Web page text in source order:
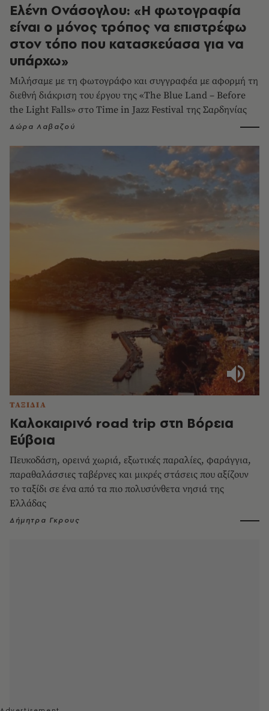
Ελένη Ονάσογλου: «Η φωτογραφία
είναι ο μόνος τρόπος να επιστρέφω
στον τόπο που κατασκεύασα για να
υπάρχω»
Μιλήσαμε με τη φωτογράφο και συγγραφέα με αφορμή τη
διεθνή διάκριση του έργου της «The Blue Land – Before
the Light Falls» στο Time in Jazz Festival της Σαρδηνίας
Δώρα Λαβαζού
ΤΑΞΙΔΙΑ
Καλοκαιρινό road trip στη Βόρεια
Εύβοια
Πευκοδάση, ορεινά χωριά, εξωτικές παραλίες, φαράγγια,
παραθαλάσσιες ταβέρνες και μικρές στάσεις που αξίζουν
το ταξίδι σε ένα από τα πιο πολυσύνθετα νησιά της
Ελλάδας
Δήμητρα Γκρους